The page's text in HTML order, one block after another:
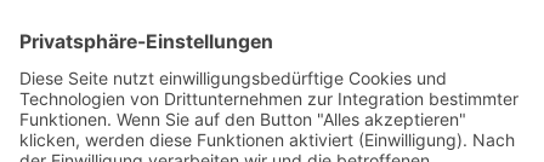
Öffnungszeiten
So - Do
08:00 - 01:00